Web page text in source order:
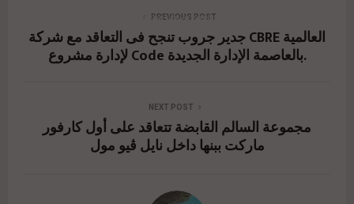
development-achieves-its-executive-plan-with-
the-h-mall/" href="#">
PREVIOUS POST
جدير جروب تنجح فى التعاقد مع شركة CBRE العالمية
لإدارة مشروع Code بالعاصمة الإدارة الجديدة.
NEXT POST
مجموعة السالم القابضة تتعاقد على أول كارفور
ماركت ببنها داخل نايل ڤيو مول